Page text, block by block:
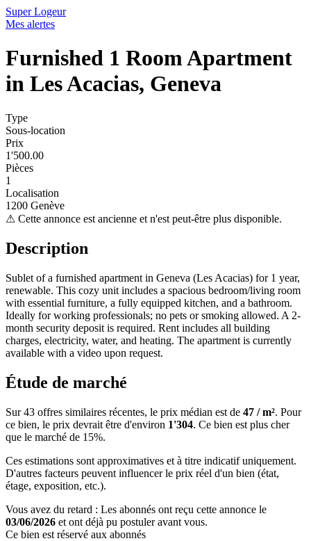
Super Logeur
Mes alertes
Furnished 1 Room Apartment
in Les Acacias, Geneva
Type
Sous-location
Prix
1'500.00
Pièces
1
Localisation
1200 Genève
⚠ Cette annonce est ancienne et n'est peut-être plus disponible.
Description
Sublet of a furnished apartment in Geneva (Les Acacias) for 1 year,
renewable. This cozy unit includes a spacious bedroom/living room
with essential furniture, a fully equipped kitchen, and a bathroom.
Ideally for working professionals; no pets or smoking allowed. A 2-
month security deposit is required. Rent includes all building
charges, electricity, water, and heating. The apartment is currently
available with a video upon request.
Étude de marché
Sur 43 offres similaires récentes, le prix médian est de 47 / m². Pour
ce bien, le prix devrait être d'environ 1'304. Ce bien est plus cher
que le marché de 15%.
Ces estimations sont approximatives et à titre indicatif uniquement.
D'autres facteurs peuvent influencer le prix réel d'un bien (état,
étage, exposition, etc.).
Vous avez du retard : Les abonnés ont reçu cette annonce le
03/06/2026 et ont déjà pu postuler avant vous.
Ce bien est réservé aux abonnés